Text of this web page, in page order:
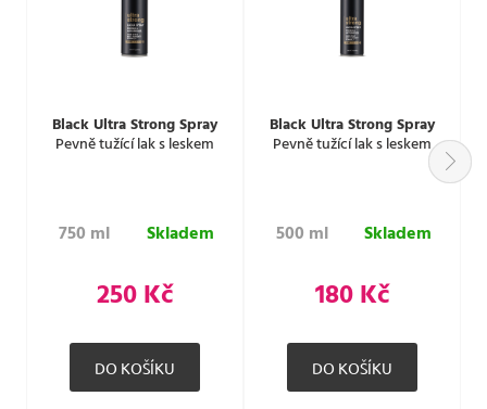
Black Ultra Strong Spray
Pevně tužící lak s leskem
750 ml Skladem
250 Kč
Black Ultra Strong Spray
Pevně tužící lak s leskem
500 ml Skladem
180 Kč